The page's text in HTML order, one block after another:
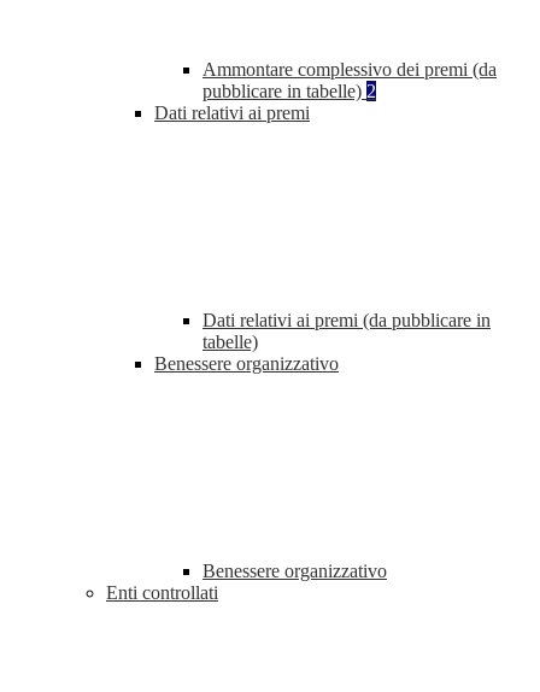
Ammontare complessivo dei premi (da
pubblicare in tabelle) 2
Dati relativi ai premi
Dati relativi ai premi (da pubblicare in
tabelle)
Benessere organizzativo
Benessere organizzativo
Enti controllati